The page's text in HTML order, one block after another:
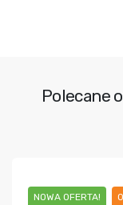
Polecane
NOWA OFERTA!